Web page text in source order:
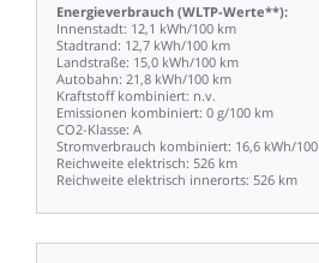
Energieverbrauch (WLTP-Werte**):
Innenstadt: 12,1 kWh/100 km
Stadtrand: 12,7 kWh/100 km
Landstraße: 15,0 kWh/100 km
Autobahn: 21,8 kWh/100 km
Kraftstoff kombiniert: n.v.
Emissionen kombiniert: 0 g/100 km
CO2-Klasse: A
Stromverbrauch kombiniert: 16,6 kWh/100
Reichweite elektrisch: 526 km
Reichweite elektrisch innerorts: 526 km